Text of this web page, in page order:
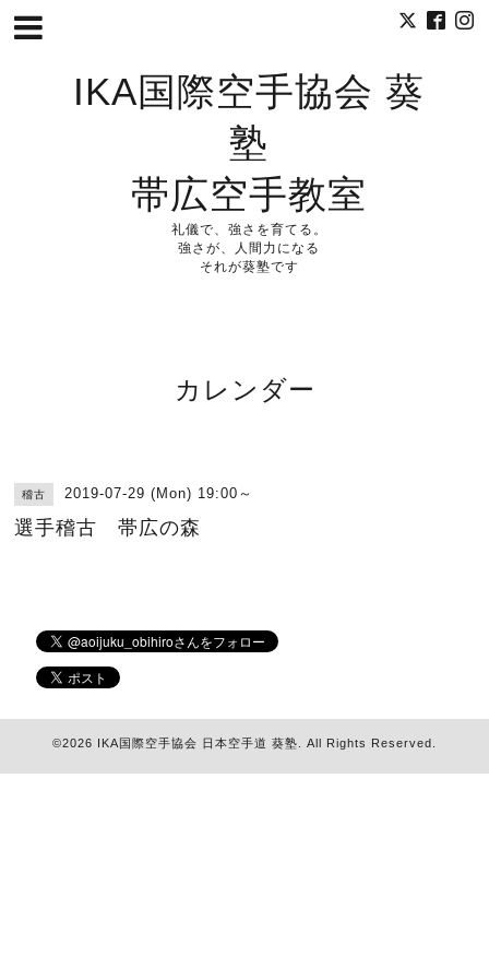
IKA国際空手協会 葵
塾
帯広空手教室
礼儀で、強さを育てる。
強さが、人間力になる
それが葵塾です
カレンダー
稽古 2019-07-29 (Mon) 19:00～
選手稽古 帯広の森
©2026 IKA国際空手協会 日本空手道 葵塾 . All Rights Reserved.